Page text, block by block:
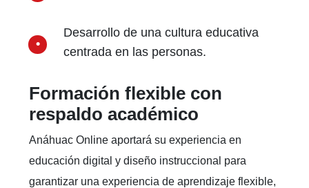
Desarrollo de una cultura educativa
centrada en las personas.
Formación flexible con
respaldo académico
Anáhuac Online aportará su experiencia en
educación digital y diseño instruccional para
garantizar una experiencia de aprendizaje flexible,